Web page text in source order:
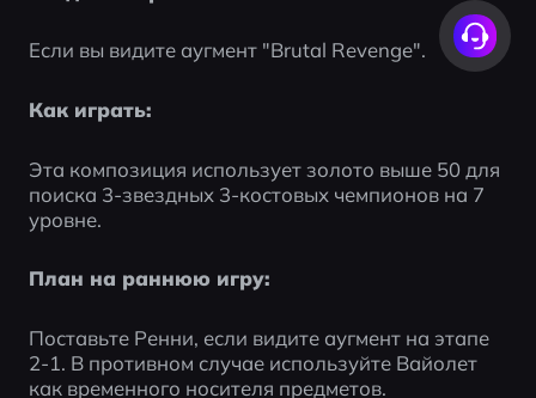
Если вы видите аугмент "Brutal Revenge".
Как играть:
Эта композиция использует золото выше 50 для
поиска 3-звездных 3-костовых чемпионов на 7
уровне.
План на раннюю игру:
Поставьте Ренни, если видите аугмент на этапе
2-1. В противном случае используйте Вайолет
как временного носителя предметов.